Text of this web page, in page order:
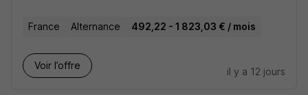
France Alternance 492,22 - 1 823,03 € / mois
Voir l’offre
il y a 12 jours